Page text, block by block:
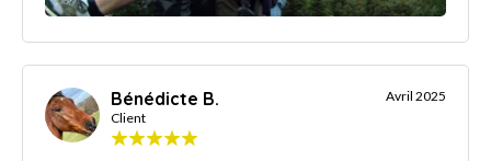
Bénédicte B.
Client
Avril 2025